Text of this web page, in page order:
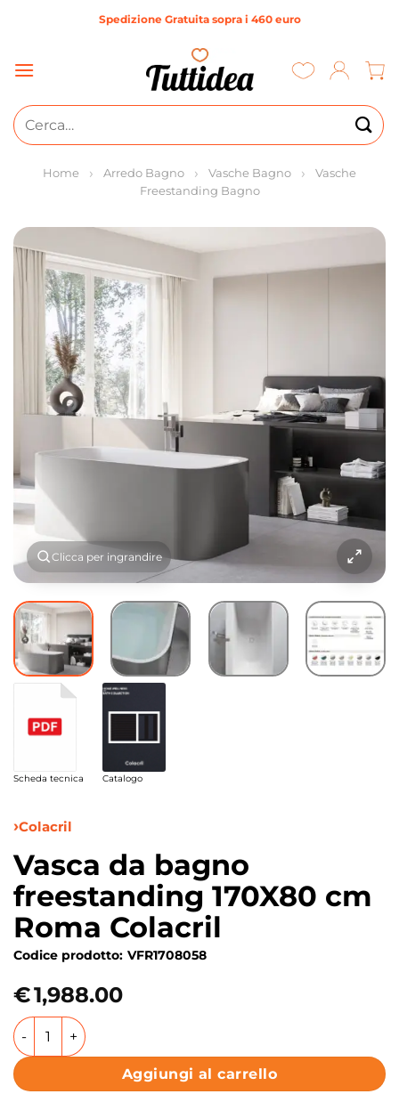
Spedizione Gratuita sopra i 460 euro
Cerca:
Home Arredo Bagno Vasche Bagno
Vasche
Freestanding Bagno
Clicca per ingrandire
Scheda tecnica Catalogo
Colacril
Vasca da bagno
freestanding 170X80 cm
Roma Colacril
Codice prodotto: VFR1708058
€1,988.00
Vasca da bagno freestanding 170X80 cm Roma Colacril
Aggiungi al carrello